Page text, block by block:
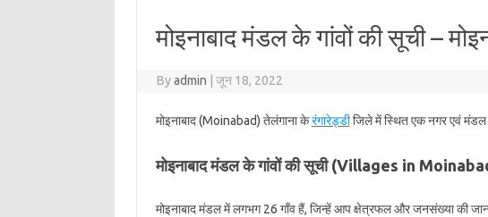
मोइनाबाद मंडल के गांवों की सूची –
Byadmin जून 18, 2022
मोइनाबाद (Moinabad) तेलंगाना केरंगारेड्डीजिले में स्थित एक नगर एवं मंडल
मोइनाबाद मंडल के गांवों की सूची (Villages in
मोइनाबाद मंडल में लगभग 26 गाँव हैं, जिन्हें आप क्षेत्रफल और जनसंख्या की